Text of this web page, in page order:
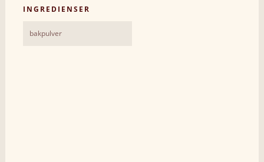
INGREDIENSER
bakpulver